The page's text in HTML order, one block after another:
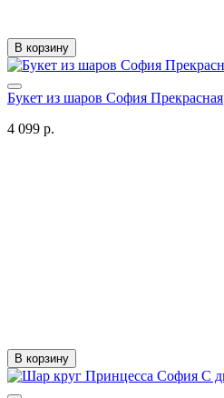
В корзину
Букет из шаров София Прекрасная
4 099 р.
В корзину